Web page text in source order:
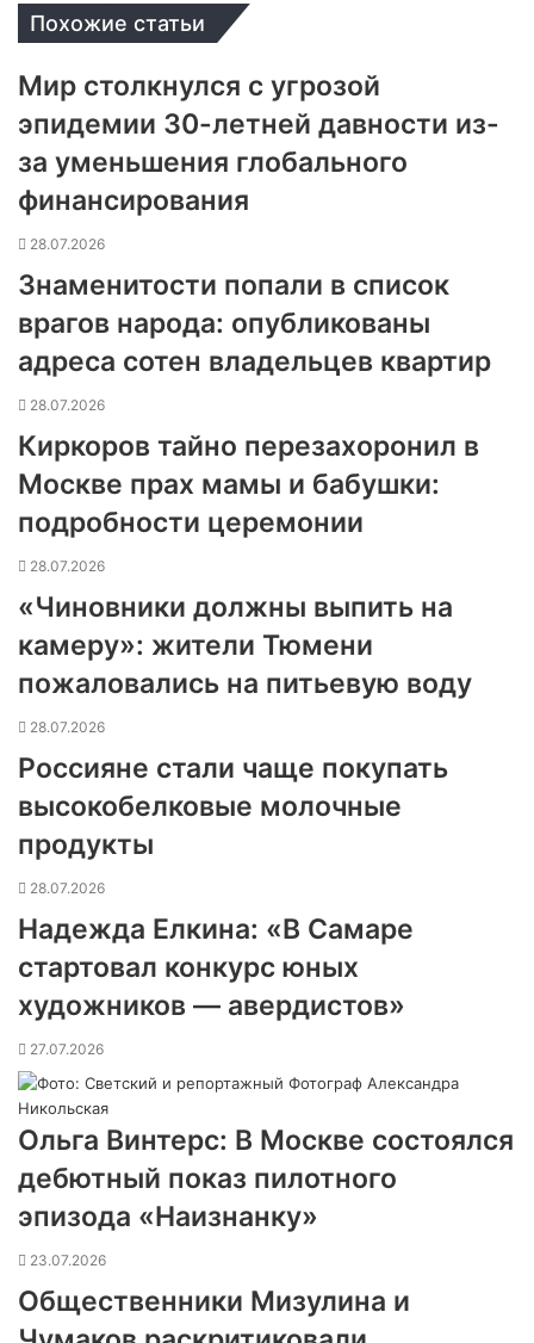
Похожие статьи
Мир столкнулся с угрозой
эпидемии 30-летней давности из-
за уменьшения глобального
финансирования
28.07.2026
Знаменитости попали в список
врагов народа: опубликованы
адреса сотен владельцев квартир
28.07.2026
Киркоров тайно перезахоронил в
Москве прах мамы и бабушки:
подробности церемонии
28.07.2026
«Чиновники должны выпить на
камеру»: жители Тюмени
пожаловались на питьевую воду
28.07.2026
Россияне стали чаще покупать
высокобелковые молочные
продукты
28.07.2026
Надежда Елкина: «В Самаре
стартовал конкурс юных
художников — авердистов»
27.07.2026
Ольга Винтерс: В Москве состоялся
дебютный показ пилотного
эпизода «Наизнанку»
23.07.2026
Общественники Мизулина и